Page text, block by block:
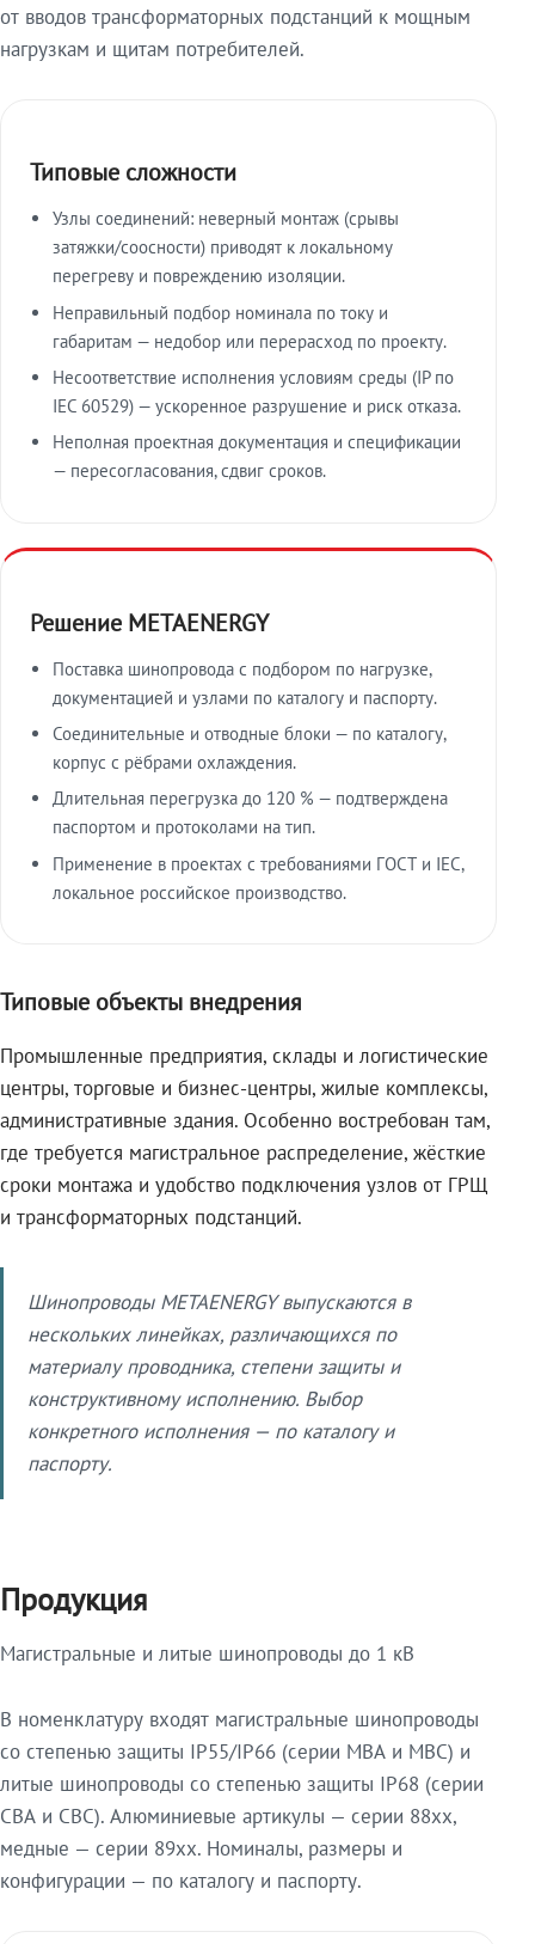
от вводов трансформаторных подстанций к мощным
нагрузкам и щитам потребителей.
Типовые сложности
Узлы соединений: неверный монтаж (срывы
затяжки/соосности) приводят к локальному
перегреву и повреждению изоляции.
Неправильный подбор номинала по току и
габаритам — недобор или перерасход по проекту.
Несоответствие исполнения условиям среды (IP по
IEC 60529) — ускоренное разрушение и риск отказа.
Неполная проектная документация и спецификации
— пересогласования, сдвиг сроков.
Решение METAENERGY
Поставка шинопровода с подбором по нагрузке,
документацией и узлами по каталогу и паспорту.
Соединительные и отводные блоки — по каталогу,
корпус с рёбрами охлаждения.
Длительная перегрузка до 120 % — подтверждена
паспортом и протоколами на тип.
Применение в проектах с требованиями ГОСТ и IEC,
локальное российское производство.
Типовые объекты внедрения
Промышленные предприятия, склады и логистические
центры, торговые и бизнес-центры, жилые комплексы,
административные здания. Особенно востребован там,
где требуется магистральное распределение, жёсткие
сроки монтажа и удобство подключения узлов от ГРЩ
и трансформаторных подстанций.
Шинопроводы METAENERGY выпускаются в
нескольких линейках, различающихся по
материалу проводника, степени защиты и
конструктивному исполнению. Выбор
конкретного исполнения — по каталогу и
паспорту.
Продукция
Магистральные и литые шинопроводы до 1 кВ
В номенклатуру входят магистральные шинопроводы
со степенью защиты IP55/IP66 (серии МВА и МВС) и
литые шинопроводы со степенью защиты IP68 (серии
СВА и СВС). Алюминиевые артикулы — серии 88xx,
медные — серии 89xx. Номиналы, размеры и
конфигурации — по каталогу и паспорту.